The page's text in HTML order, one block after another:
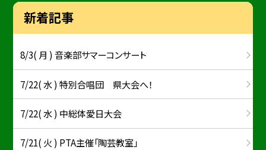
新着記事
8/3( 月 ) 音楽部サマーコンサート
7/22( 水 ) 特別合唱団 県大会へ！
7/22( 水 ) 中総体愛日大会
7/21( 火 ) PTA主催「陶芸教室」